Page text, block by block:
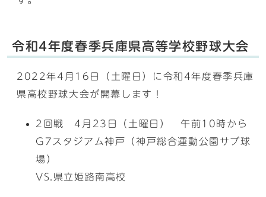
令和4年度春季兵庫県高等学校野球大会
2022年4月16日（土曜日）に令和4年度春季兵庫
県高校野球大会が開幕します！
2回戦 4月23日（土曜日） 午前10時から
G7スタジアム神戸（神戸総合運動公園サブ球
場）
VS.県立姫路南高校